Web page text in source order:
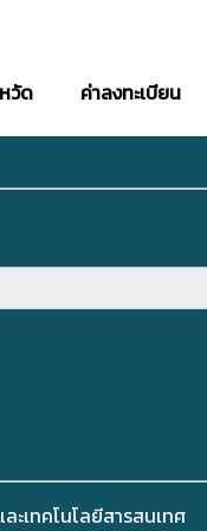
วัด ค่าลงทะเบียน
ะเทคโนโลยีสารสนเทศ